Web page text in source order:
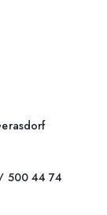
500 44 74